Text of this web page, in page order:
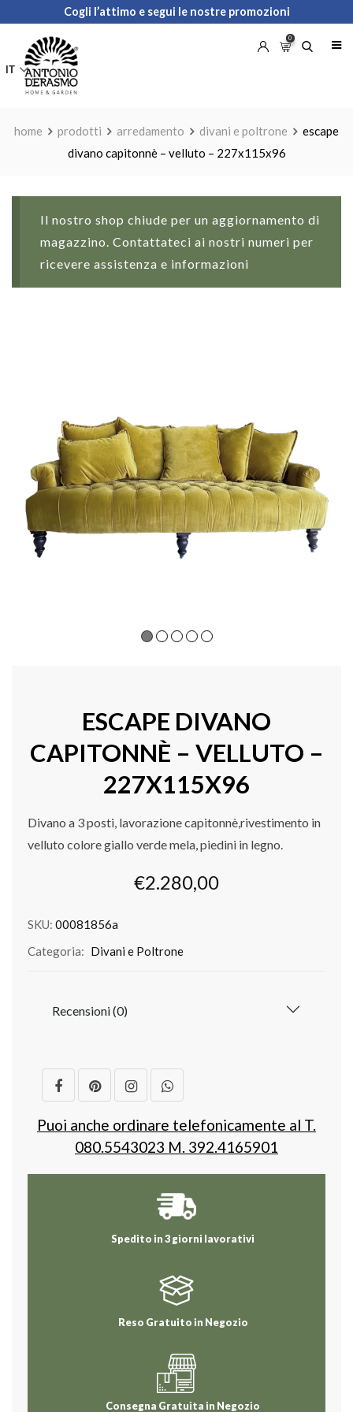
content
Cogli l’attimo e segui le nostre promozioni
IT
0
home prodotti arredamento divani e poltrone
escape
divano capitonnè – velluto – 227x115x96
Il nostro shop chiude per un aggiornamento di
magazzino. Contattateci ai nostri numeri per
ricevere assistenza e informazioni
ESCAPE DIVANO
CAPITONNÈ – VELLUTO –
227X115X96
Divano a 3 posti, lavorazione capitonnè,rivestimento in
velluto colore giallo verde mela, piedini in legno.
€2.280,00
SKU: 00081856a
Categoria: Divani e Poltrone
Recensioni (0)
Puoi anche ordinare telefonicamente al T.
080.5543023 M. 392.4165901
Spedito in 3 giorni lavorativi
Reso Gratuito in Negozio
Consegna Gratuita in Negozio